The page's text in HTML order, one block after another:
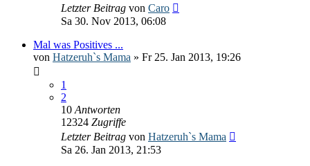
Letzter Beitrag von Caro
Sa 30. Nov 2013, 06:08
Mal was Positives ...
von Hatzeruh`s Mama » Fr 25. Jan 2013, 19:26
1
2
10 Antworten
12324 Zugriffe
Letzter Beitrag von Hatzeruh`s Mama
Sa 26. Jan 2013, 21:53